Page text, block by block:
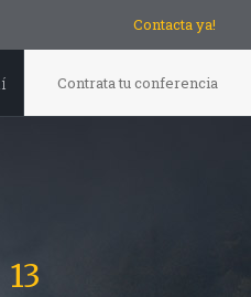
Contacta ya!
Contrata tu conferencia